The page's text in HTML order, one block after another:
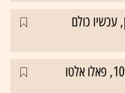
עכשיו כולם
מגמה מעורבת בת"א; אורמת מזנקת ב-10%, פאלו אלטו